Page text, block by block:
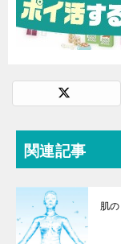
関連記事
肌